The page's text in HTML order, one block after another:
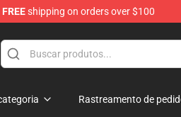
FREEshipping on orders over $100
Rastreamento de